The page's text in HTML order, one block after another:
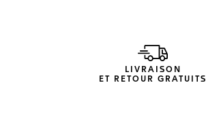
LIVRAISON
ET RETOUR GRATUITS